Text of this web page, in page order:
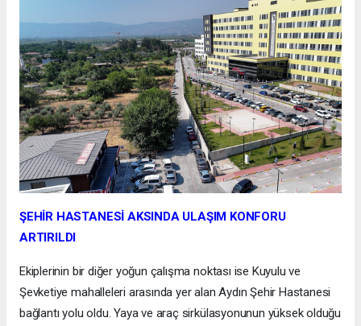
ŞEHİR HASTANESİ AKSINDA ULAŞIM KONFORU
ARTIRILDI
Ekiplerinin bir diğer yoğun çalışma noktası ise Kuyulu ve
Şevketiye mahalleleri arasında yer alan Aydın Şehir Hastanesi
bağlantı yolu oldu. Yaya ve araç sirkülasyonunun yüksek olduğu